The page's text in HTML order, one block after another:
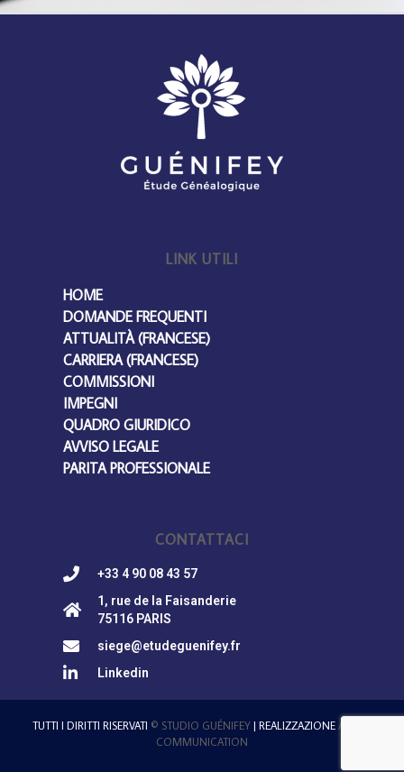
LINK UTILI
HOME
DOMANDE FREQUENTI
ATTUALITÀ (FRANCESE)
CARRIERA (FRANCESE)
COMMISSIONI
IMPEGNI
QUADRO GIURIDICO
AVVISO LEGALE
PARITA PROFESSIONALE
CONTATTACI
+33 4 90 08 43 57
1, rue de la Faisanderie
75116 PARIS
siege@etudeguenifey.fr
Linkedin
TUTTI I DIRITTI RISERVATI © STUDIO GUÉNIFEY | REALIZZAZIONE ALOHA
COMMUNICATION